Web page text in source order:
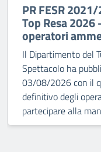
PR FESR
Top Resa
operatori
Il Dipartimento del
Spettacolo ha
03/08/2026 con il
definitivo degli
partecipare alla